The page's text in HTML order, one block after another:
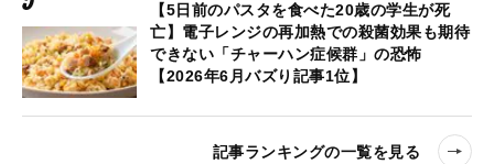
【5日前のパスタを食べた20歳の学生が死
亡】電子レンジの再加熱での殺菌効果も期待
できない「チャーハン症候群」の恐怖
【2026年6月バズり記事1位】
記事ランキングの一覧を見る